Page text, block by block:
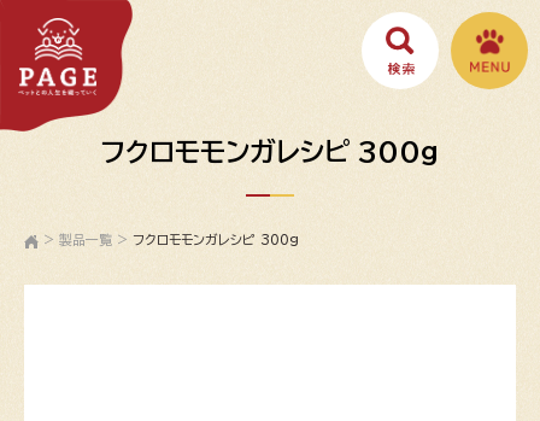
フクロモモンガレシピ 300g
> 製品一覧 > フクロモモンガレシピ 300g